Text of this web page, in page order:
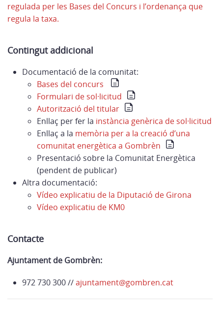
regulada per les Bases del Concurs i l’ordenança que
regula la taxa.
Contingut addicional
Documentació de la comunitat:
Bases del concurs
Formulari de sol·licitud
Autorització del titular
Enllaç per fer la instància genèrica de sol·licitud
Enllaç a la memòria per a la creació d’una
comunitat energètica a Gombrèn
Presentació sobre la Comunitat Energètica
(pendent de publicar)
Altra documentació:
Vídeo explicatiu de la Diputació de Girona
Vídeo explicatiu de KM0
Contacte
Ajuntament de Gombrèn:
972 730 300 //ajuntament@gombren.cat